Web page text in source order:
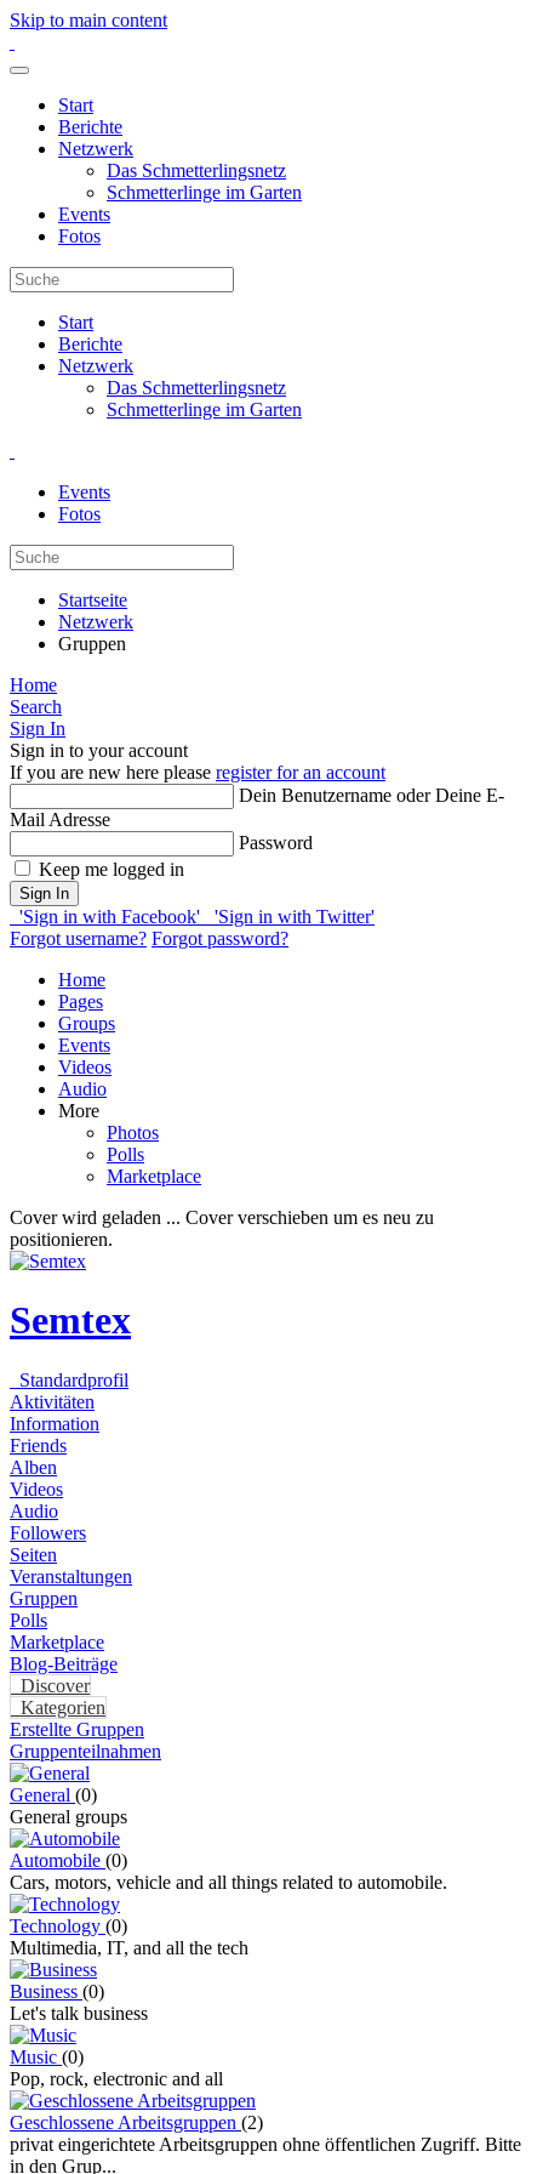
Skip to main content
Start
Berichte
Netzwerk
Das Schmetterlingsnetz
Schmetterlinge im Garten
Events
Fotos
Start
Berichte
Netzwerk
Das Schmetterlingsnetz
Schmetterlinge im Garten
Events
Fotos
Startseite
Netzwerk
Gruppen
Home
Search
Sign In
Sign in to your account
If you are new here please register for an account
Dein Benutzername oder Deine E-
Mail Adresse
Password
Keep me logged in
Sign In
'Sign in with Facebook'
'Sign in with Twitter'
Forgot username? Forgot password?
Home
Pages
Groups
Events
Videos
Audio
More
Photos
Polls
Marketplace
Cover wird geladen ... Cover verschieben um es neu zu
positionieren.
Semtex
Standardprofil
Aktivitäten
Information
Friends
Alben
Videos
Audio
Followers
Seiten
Veranstaltungen
Gruppen
Polls
Marketplace
Blog-Beiträge
Discover
Kategorien
Erstellte Gruppen
Gruppenteilnahmen
General (0)
General groups
Automobile (0)
Cars, motors, vehicle and all things related to automobile.
Technology (0)
Multimedia, IT, and all the tech
Business (0)
Let's talk business
Music (0)
Pop, rock, electronic and all
Geschlossene Arbeitsgruppen (2)
privat eingerichtete Arbeitsgruppen ohne öffentlichen Zugriff. Bitte
in den Grup...